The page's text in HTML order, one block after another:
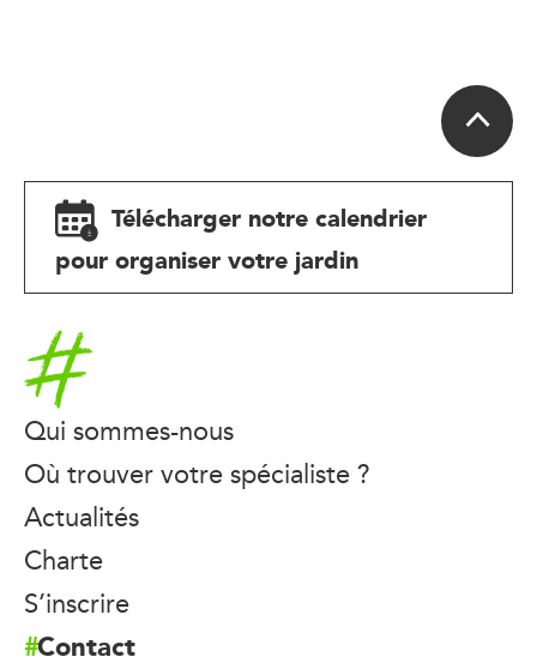
Télécharger notre calendrier
pour organiser votre jardin
Accueil
Qui sommes-nous
Où trouver votre spécialiste ?
Actualités
Charte
S’inscrire
Contact